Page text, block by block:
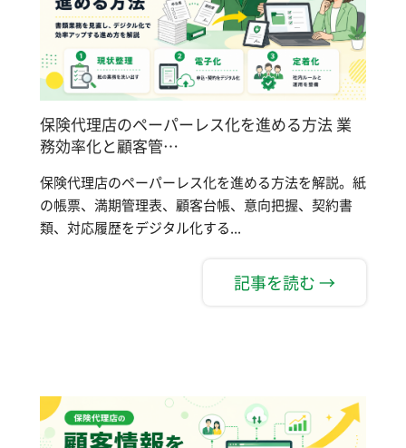
保険代理店のペーパーレス化を進める方法 業
務効率化と顧客管…
保険代理店のペーパーレス化を進める方法を解説。紙
の帳票、満期管理表、顧客台帳、意向把握、契約書
類、対応履歴をデジタル化する...
記事を読む →